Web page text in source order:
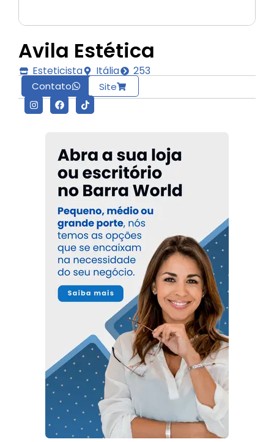
Esteticista Itália 253
Contato Site
Avila Estética